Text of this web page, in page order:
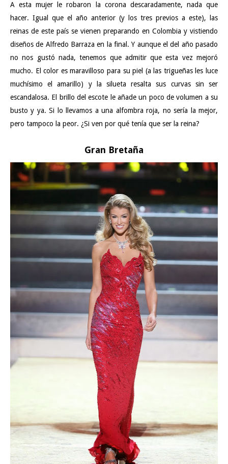
A esta mujer le robaron la corona descaradamente, nada que
hacer. Igual que el año anterior (y los tres previos a este), las
reinas de este país se vienen preparando en Colombia y vistiendo
diseños de Alfredo Barraza en la final. Y aunque el del año pasado
no nos gustó nada, tenemos que admitir que esta vez mejoró
mucho. El color es maravilloso para su piel (a las trigueñas les luce
muchísimo el amarillo) y la silueta resalta sus curvas sin ser
escandalosa. El brillo del escote le añade un poco de volumen a su
busto y ya. Si lo llevamos a una alfombra roja, no sería la mejor,
pero tampoco la peor. ¿Si ven por qué tenía que ser la reina?
Gran Bretaña